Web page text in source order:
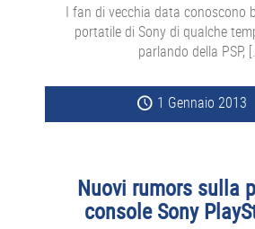
I fan di vecchia data conoscono
portatile di Sony di qualche
parlando della PSP,
1 Gennaio 2013
Nuovi rumors sulla
console Sony